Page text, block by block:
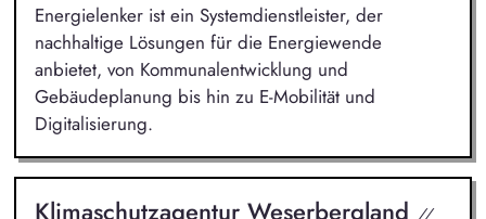
Energielenker ist ein Systemdienstleister, der
nachhaltige Lösungen für die Energiewende
anbietet, von Kommunalentwicklung und
Gebäudeplanung bis hin zu E-Mobilität und
Digitalisierung.
Klimaschutzagentur Weserbergland //